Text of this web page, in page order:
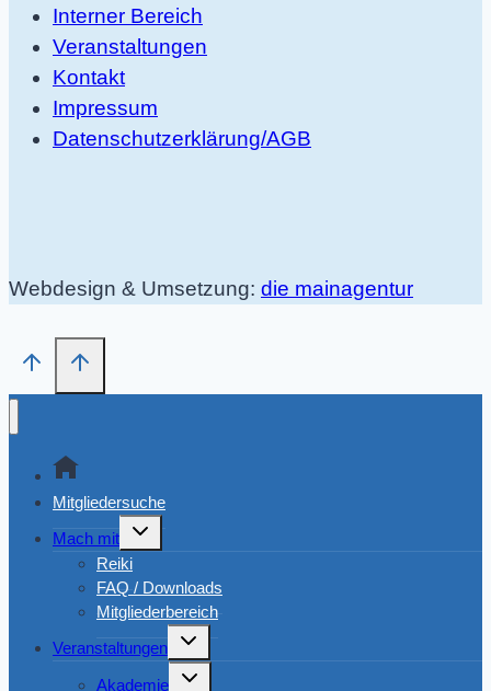
Interner Bereich
Veranstaltungen
Kontakt
Impressum
Datenschutzerklärung/AGB
Webdesign & Umsetzung: die mainagentur
Mitgliedersuche
Mach mit
Untermenü
umschalten
Reiki
FAQ / Downloads
Mitgliederbereich
Veranstaltungen
Untermenü
umschalten
Akademie
Untermenü